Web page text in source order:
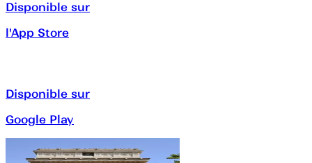
Disponible sur
l'App Store
Disponible sur
Google Play